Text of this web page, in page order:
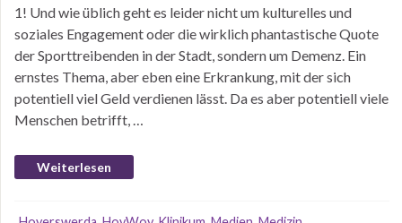
1! Und wie üblich geht es leider nicht um kulturelles und
soziales Engagement oder die wirklich phantastische Quote
der Sporttreibenden in der Stadt, sondern um Demenz. Ein
ernstes Thema, aber eben eine Erkrankung, mit der sich
potentiell viel Geld verdienen lässt. Da es aber potentiell viele
Menschen betrifft, …
Weiterlesen